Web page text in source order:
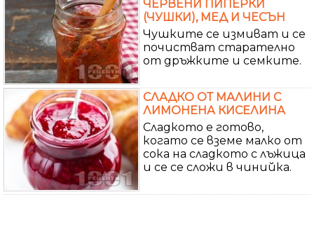
ЧЕРВЕНИ ПИПЕРКИ
(ЧУШКИ), МЕД И ЧЕСЪН
Чушките се измиват и се
почистват старателно
от дръжките и семките.
СЛАДКО ОТ МАЛИНИ С
ЛИМОНЕНА КИСЕЛИНА
Сладкото е готово,
когато се вземе малко от
сока на сладкото с лъжица
и се се сложи в чинийка.